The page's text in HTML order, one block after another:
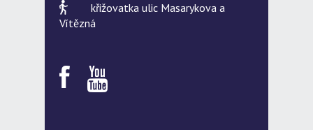
křižovatka ulic Masarykova a
Vítězná